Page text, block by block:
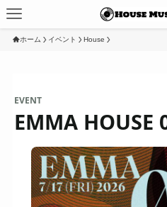
ホーム イベント House
EVENT
EMMA HOUSE